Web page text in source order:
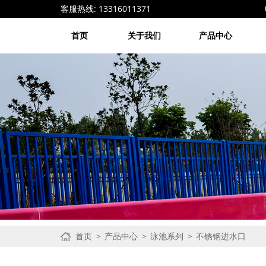
客服热线: 13316011371 电子邮箱:
首页 关于我们 产品中心
首页 产品中心 泳池系列 不锈钢进水口